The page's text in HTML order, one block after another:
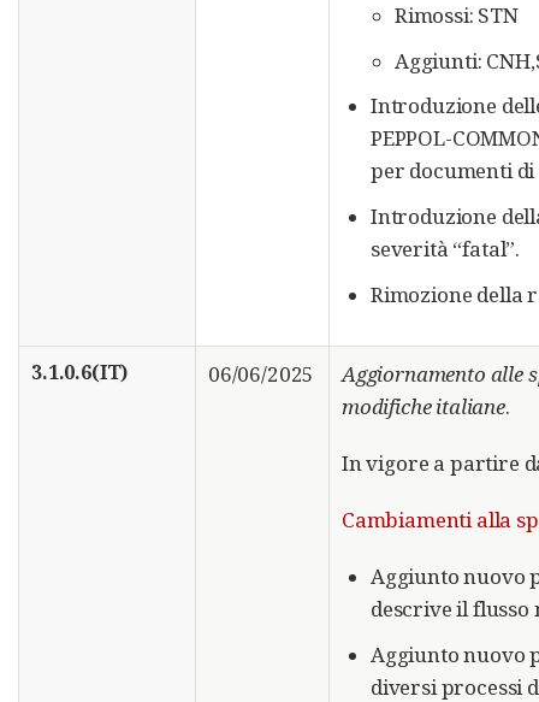
Rimossi: STN
Aggiunti:
Introduzione
PEPPOL-
per documenti
Introduzione
severità “fatal”.
Rimozione della
3.1.0.6(IT) 06/06/2025
Aggiornamento alle
modifiche italiane.
In vigore a partire
Cambiamenti alla
Aggiunto nuovo
descrive il flusso
Aggiunto nuovo
diversi processi